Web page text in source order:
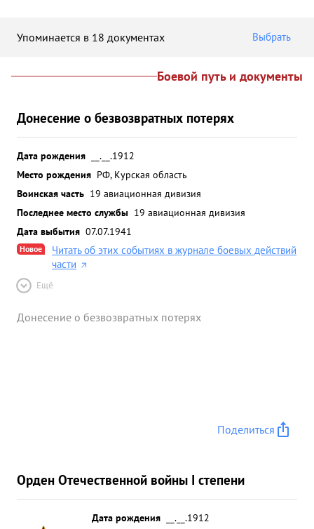
Упоминается в 18 документах Выбрать
Боевой путь и документы
Донесение о безвозвратных потерях
Дата рождения
__.__.1912
Место рождения РФ, Курская область
Воинская часть 19 авиационная дивизия
Последнее место службы 19 авиационная дивизия
Дата выбытия 07.07.1941
Новое
Читать об этих событиях в журнале боевых действий
части
Ещё
Донесение о безвозвратных потерях
Поделиться
Орден Отечественной войны I степени
Дата рождения
__.__.1912